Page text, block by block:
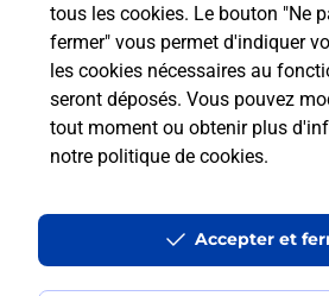
tous les cookies. Le bouton "Ne
fermer" vous permet d'indiquer
les cookies nécessaires au
seront déposés. Vous pouvez
tout moment ou obtenir plus
notre politique de cookies.
Accepter et
Localiser Liste Boîtes aux lettres
Accessibilité : partiellement conforme
Conditions contractuelles